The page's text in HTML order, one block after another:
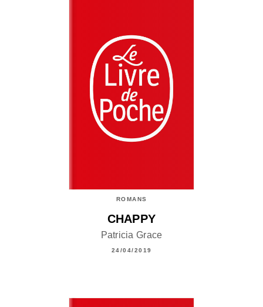
ROMANS
CHAPPY
Patricia Grace
24/04/2019